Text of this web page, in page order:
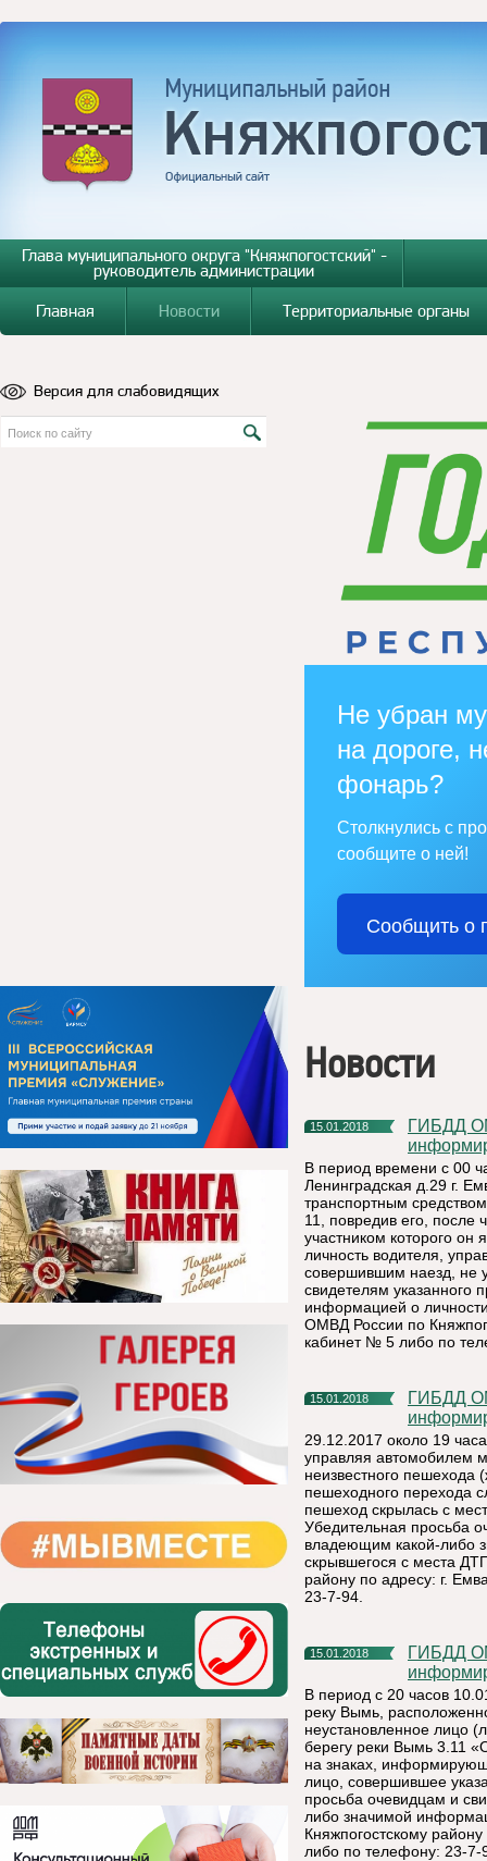
Глава муниципального округа "Княжпогостский" -
руководитель администрации
Главная
Новости Территориальные органы
Версия для слабовидящих
Не убран
на дороге,
фонарь?
Столкнулись с
сообщите о ней!
Сообщить о
Новости
15.01.2018
ГИБДД ОМВД России по Княжпогостскому району
В период времени с 00
Ленинградская д.29 г.
транспортным
11, повредив его,
участником которого он
личность водителя,
совершившим наезд, не
свидетелям указанного
информацией о
ОМВД России по
кабинет № 5 либо по
15.01.2018
ГИБДД ОМВД России по Княжпогостскому району
29.12.2017 около 19
управляя автомобилем
неизвестного пешехода
пешеходного перехода
пешеход скрылась с
Убедительная просьба
владеющим какой-либо
скрывшегося с места
району по адресу: г.
23-7-94.
15.01.2018
ГИБДД ОМВД России по Княжпогостскому району
В период с 20 часов
реку Вымь,
неустановленное лицо
берегу реки Вымь 3.11
на знаках,
лицо, совершившее
просьба очевидцам и
либо значимой
Княжпогостскому
либо по телефону: 23-7-